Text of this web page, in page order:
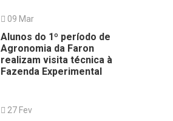
09 Mar
Alunos do 1º período de
Agronomia da Faron
realizam visita técnica à
Fazenda Experimental
27 Fev